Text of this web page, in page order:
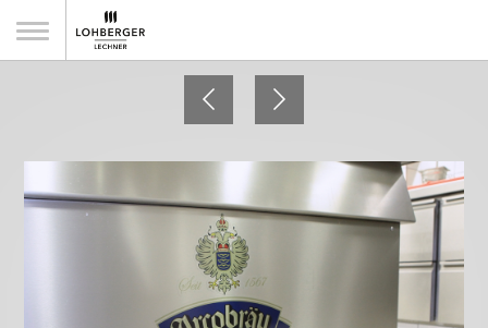
Schlosswirtschaft Moos